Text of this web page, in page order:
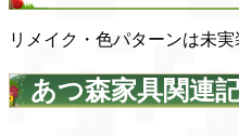
リメイク・色パターンは未実
あつ森家具関連